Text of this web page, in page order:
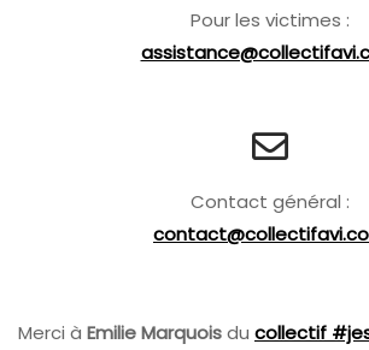
Pour les victimes :
Contact général :
Merci à Emilie Marquoisdu collectif